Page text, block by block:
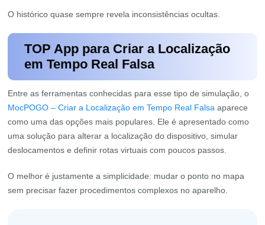
O histórico quase sempre revela inconsistências ocultas.
TOP App para Criar a Localização
em Tempo Real Falsa
Entre as ferramentas conhecidas para esse tipo de simulação, o
MocPOGO – Criar a Localização em Tempo Real Falsa aparece
como uma das opções mais populares. Ele é apresentado como
uma solução para alterar a localização do dispositivo, simular
deslocamentos e definir rotas virtuais com poucos passos.
O melhor é justamente a simplicidade: mudar o ponto no mapa
sem precisar fazer procedimentos complexos no aparelho.